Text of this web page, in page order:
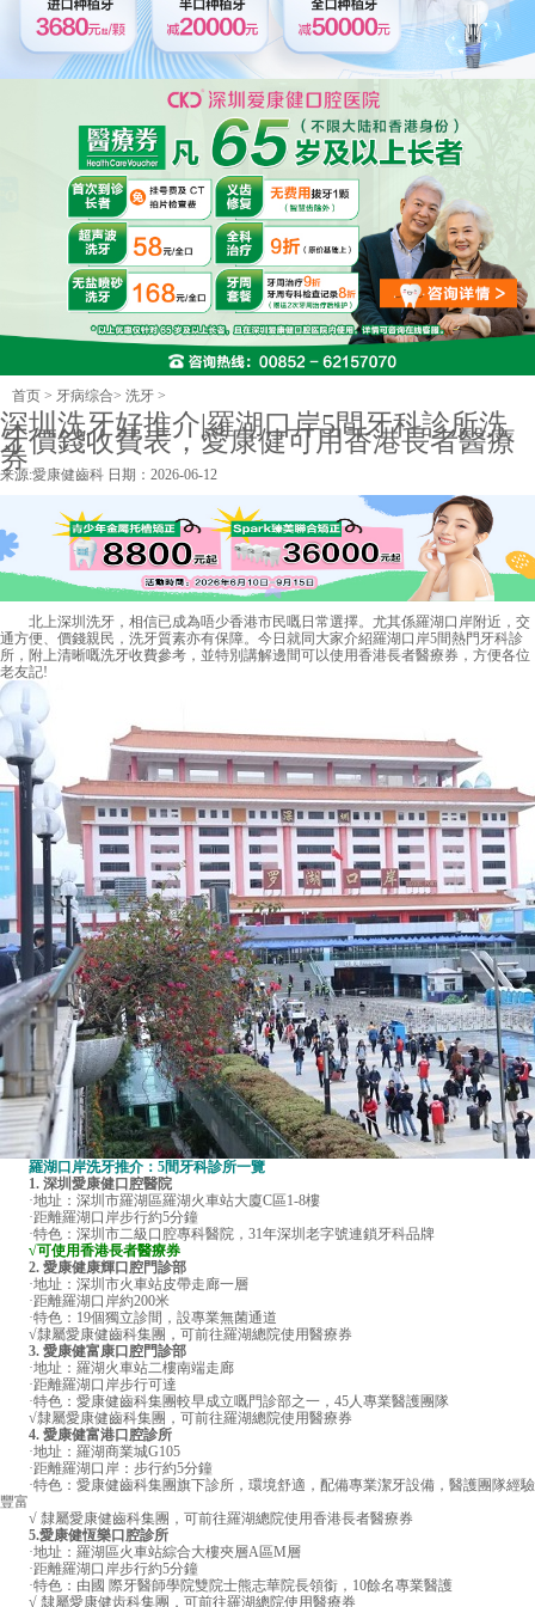
首页 > 牙病综合> 洗牙 >
深圳洗牙好推介|羅湖口岸5間牙科診所洗
牙價錢收費表，愛康健可用香港長者醫療
券
来源:愛康健齒科 日期：2026-06-12
北上深圳洗牙，相信已成為唔少香港市民嘅日常選擇。尤其係羅湖口岸附近，交
通方便、價錢親民，洗牙質素亦有保障。今日就同大家介紹羅湖口岸5間熱門牙科診
所，附上清晰嘅洗牙收費參考，並特別講解邊間可以使用香港長者醫療券，方便各位
老友記!
羅湖口岸洗牙推介：5間牙科診所一覽
1. 深圳愛康健口腔醫院
·地址：深圳市羅湖區羅湖火車站大廈C區1-8樓
·距離羅湖口岸步行約5分鐘
·特色：深圳市二級口腔專科醫院，31年深圳老字號連鎖牙科品牌
√可使用香港長者醫療券
2. 愛康健康輝口腔門診部
·地址：深圳市火車站皮帶走廊一層
·距離羅湖口岸約200米
·特色：19個獨立診間，設專業無菌通道
√隸屬愛康健齒科集團，可前往羅湖總院使用醫療券
3. 愛康健富康口腔門診部
·地址：羅湖火車站二樓南端走廊
·距離羅湖口岸步行可達
·特色：愛康健齒科集團較早成立嘅門診部之一，45人專業醫護團隊
√隸屬愛康健齒科集團，可前往羅湖總院使用醫療券
4. 愛康健富港口腔診所
·地址：羅湖商業城G105
·距離羅湖口岸：步行約5分鐘
·特色：愛康健齒科集團旗下診所，環境舒適，配備專業潔牙設備，醫護團隊經驗
豐富
√ 隸屬愛康健齒科集團，可前往羅湖總院使用香港長者醫療券
5.愛康健恆樂口腔診所
·地址：羅湖區火車站綜合大樓夾層A區M層
·距離羅湖口岸步行約5分鐘
·特色：由國 際牙醫師學院雙院士熊志華院長領銜，10餘名專業醫護
√ 隸屬愛康健齿科集團，可前往羅湖總院使用醫療券